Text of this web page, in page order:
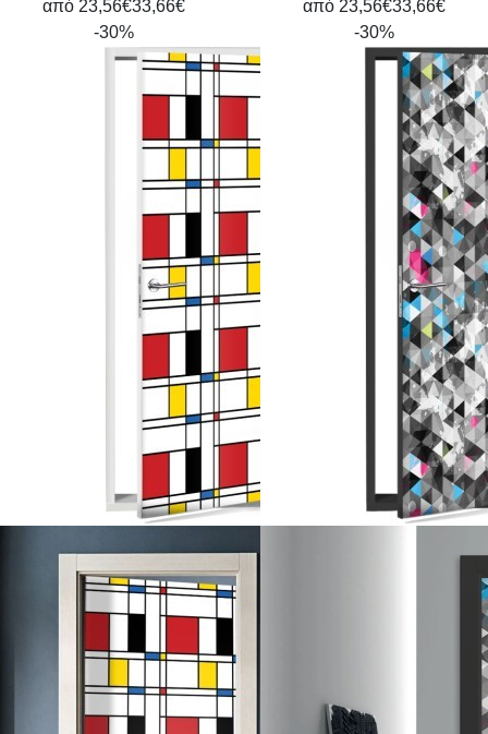
από 23,56€33,66€ από 23,56€33,66€
-30%
-30%